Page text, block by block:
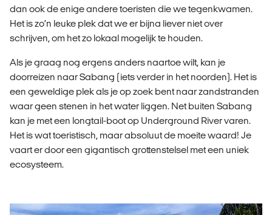
dan ook de enige andere toeristen die we tegenkwamen.
Het is zo’n leuke plek dat we er bijna liever niet over
schrijven, om het zo lokaal mogelijk te houden.
Als je graag nog ergens anders naartoe wilt, kan je
doorreizen naar Sabang (iets verder in het noorden). Het is
een geweldige plek als je op zoek bent naar zandstranden
waar geen stenen in het water liggen. Net buiten Sabang
kan je met een longtail-boot op Underground River varen.
Het is wat toeristisch, maar absoluut de moeite waard! Je
vaart er door een gigantisch grottenstelsel met een uniek
ecosysteem.